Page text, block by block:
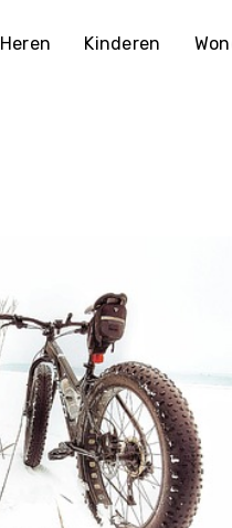
Heren Kinderen